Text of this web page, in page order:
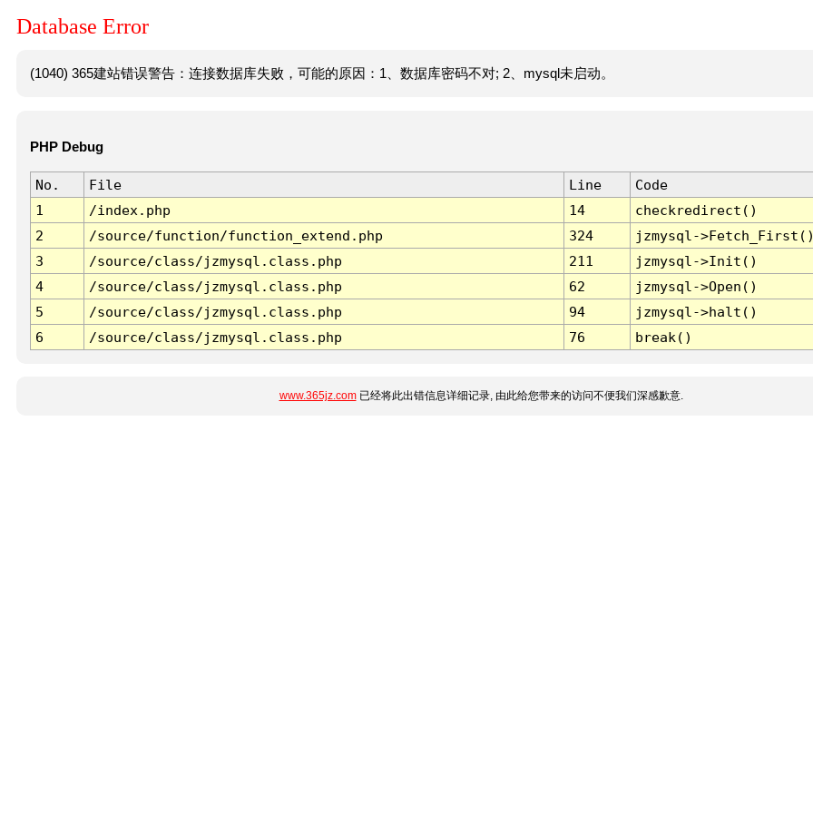
Database Error
(1040) 365建站错误警告：连接数据库失败，可能的原因：1、数据库密码不对; 2、mysql未启动。
PHP Debug
No. File Line
Code
1
/index.php 14
checkredirect()
2
/source/function/function_extend.php 324
jzmysql-
3
/source/class/jzmysql.class.php 211
jzmysql->Init()
4
/source/class/jzmysql.class.php 62
jzmysql->Open()
5
/source/class/jzmysql.class.php 94
jzmysql->halt()
6
/source/class/jzmysql.class.php 76 break()
www.365jz.com已经将此出错信息详细记录, 由此给您带来的访问不便我们深感歉意.